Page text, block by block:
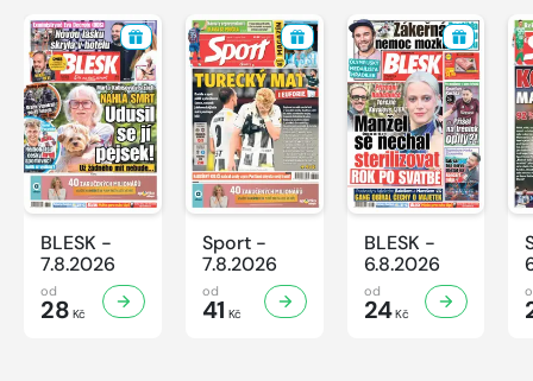
BLESK -
7.8.2026
od
28 Kč
Sport -
7.8.2026
od
41 Kč
BLESK -
6.8.2026
od
24Kč